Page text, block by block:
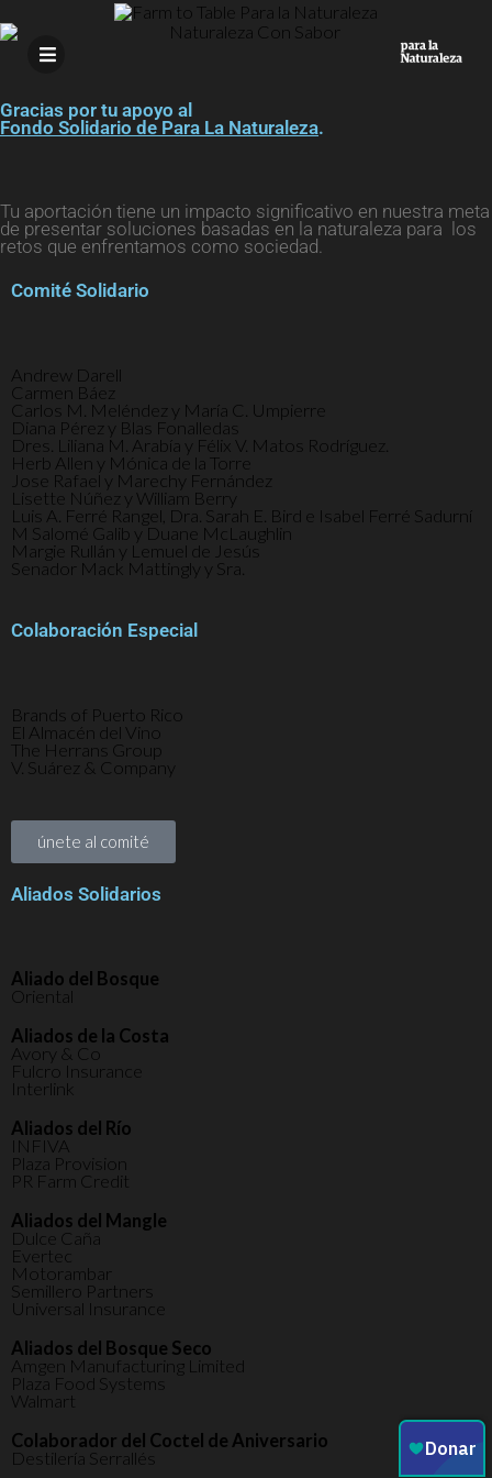
Gracias por tu apoyo al
Fondo Solidario de Para La Naturaleza.
Tu aportación tiene un impacto significativo en nuestra meta
de presentar soluciones basadas en la naturaleza para los
retos que enfrentamos como sociedad.
Comité Solidario
Andrew Darell
Carmen Báez
Carlos M. Meléndez y María C. Umpierre
Diana Pérez y Blas Fonalledas
Dres. Liliana M. Arabía y Félix V. Matos Rodríguez.
Herb Allen y Mónica de la Torre
Jose Rafael y Marechy Fernández
Lisette Núñez y William Berry
Luis A. Ferré Rangel, Dra. Sarah E. Bird e Isabel Ferré Sadurní
M Salomé Galib y Duane McLaughlin
Margie Rullán y Lemuel de Jesús
Senador Mack Mattingly y Sra.
Colaboración Especial
Brands of Puerto Rico
El Almacén del Vino
The Herrans Group
V. Suárez & Company
únete al comité
Aliados Solidarios
Aliado del Bosque
Oriental
Aliados de la Costa
Avory & Co
Fulcro Insurance
Interlink
Aliados del Río
INFIVA
Plaza Provision
PR Farm Credit
Aliados del Mangle
Dulce Caña
Evertec
Motorambar
Semillero Partners
Universal Insurance
Aliados del Bosque Seco
Amgen Manufacturing Limited
Plaza Food Systems
Walmart
Colaborador del Coctel de Aniversario
Destilería Serrallés